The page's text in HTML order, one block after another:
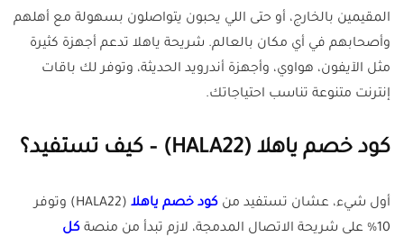
المقيمين بالخارج، أو حتى اللي يحبون يتواصلون بسهولة مع أهلهم
وأصحابهم في أي مكان بالعالم. شريحة ياهلا تدعم أجهزة كثيرة
مثل الآيفون، هواوي، وأجهزة أندرويد الحديثة، وتوفر لك باقات
إنترنت متنوعة تناسب احتياجاتك.
كود خصم ياهلا (HALA22) – كيف تستفيد؟
أول شيء، عشان تستفيد من كود خصم ياهلا
(HALA22) وتوفر
10% على شريحة الاتصال المدمجة، لازم تبدأ من منصة
كل